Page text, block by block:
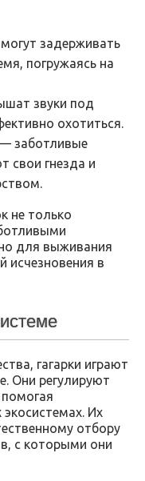
задерживать
погружаясь на
звуки под
охотиться.
заботливые
свои гнезда и
не только
для выживания
исчезновения в
гагарки играют
Они регулируют
Их
отбору
с которыми они